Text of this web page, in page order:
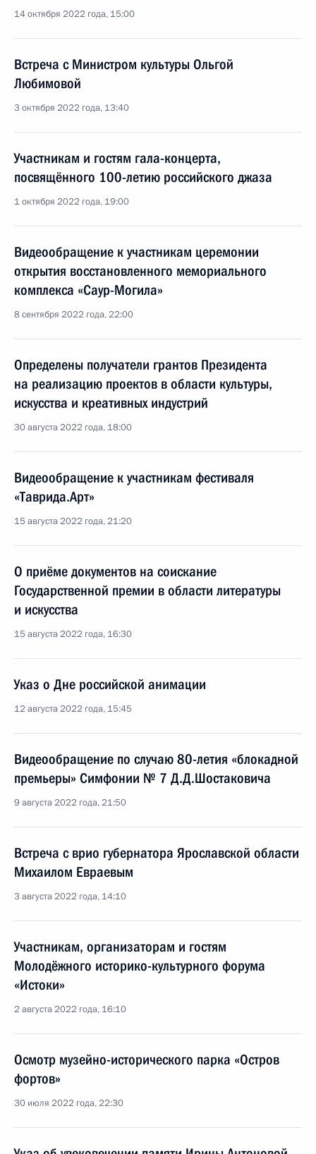
14 октября 2022 года, 15:00
Встреча с Министром культуры Ольгой
Любимовой
3 октября 2022 года, 13:40
Участникам и гостям гала-концерта,
посвящённого 100-летию российского джаза
1 октября 2022 года, 19:00
Видеообращение к участникам церемонии
открытия восстановленного мемориального
комплекса «Саур-Могила»
8 сентября 2022 года, 22:00
Определены получатели грантов Президента
на реализацию проектов в области культуры,
искусства и креативных индустрий
30 августа 2022 года, 18:00
Видеообращение к участникам фестиваля
«Таврида.Арт»
15 августа 2022 года, 21:20
О приёме документов на соискание
Государственной премии в области литературы
и искусства
15 августа 2022 года, 16:30
Указ о Дне российской анимации
12 августа 2022 года, 15:45
Видеообращение по случаю 80-летия «блокадной
премьеры» Симфонии № 7 Д.Д.Шостаковича
9 августа 2022 года, 21:50
Встреча с врио губернатора Ярославской области
Михаилом Евраевым
3 августа 2022 года, 14:10
Участникам, организаторам и гостям
Молодёжного историко-культурного форума
«Истоки»
2 августа 2022 года, 16:10
Осмотр музейно-исторического парка «Остров
фортов»
30 июля 2022 года, 22:30